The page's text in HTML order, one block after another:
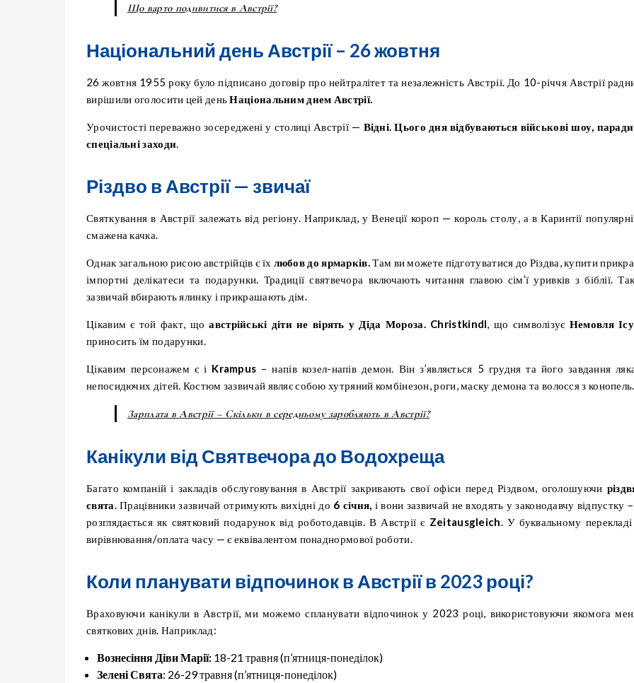
Що варто подивитися в Австрії?
Національний день Австрії – 26 жовтня
26 жовтня 1955 року було підписано договір про нейтралітет та незалежність Австрії. До 10-річчя Австрії
вирішили оголосити цей деньНаціональним днем ​​Австрії.
Урочистості переважно зосереджені у столиці Австрії — Відні. Цього дня відбуваються військові шоу,
спеціальні заходи.
Різдво в Австрії — звичаї
Святкування в Австрії залежать від регіону. Наприклад, у Венеції короп — король столу, а в Каринтії
смажена качка.
Однак загальною рисою австрійців є їх любов до ярмарків.Там ви можете підготуватися до Різдва, купити
імпортні делікатеси та подарунки. Традиції святвечора включають читання главою сім’ї уривків з біблії.
зазвичай вбирають ялинку і прикрашають дім.
Цікавим є той факт, щоавстрійські діти не вірять у Діда Мороза. Christkindl, що символізує Немовля
приносить їм подарунки.
Цікавим персонажем є і Krampus – напів козел-напів демон. Він з’являється 5 грудня та його завдання
непосидючих дітей. Костюм зазвичай являє собою хутряний комбінезон, роги, маску демона та волосся з конопель.
Зарплата в Австрії – Скільки в середньому заробляють в Австрії?
Канікули від Святвечора до Водохреща
Багато компаній і закладів обслуговування в Австрії закривають свої офіси перед Різдвом, оголошуючи
свята. Працівники зазвичай отримують вихідні до 6 січня, і вони зазвичай не входять у законодавчу відпустку
розглядається як святковий подарунок від роботодавців. В Австрії є Zeitausgleich. У буквальному
вирівнювання/оплата часу — є еквівалентом понаднормової роботи.
Коли планувати відпочинок в Австрії в 2023 році?
Враховуючи канікули в Австрії, ми можемо спланувати відпочинок у 2023 році, використовуючи якомога
святкових днів. Наприклад:
Вознесіння Діви Марії: 18-21 травня (п’ятниця-понеділок)
Зелені Свята: 26-29 травня (п’ятниця-понеділок)